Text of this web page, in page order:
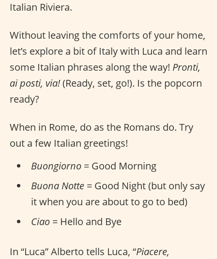
Italian Riviera.
Without leaving the comforts of your home,
let’s explore a bit of Italy with Luca and learn
some Italian phrases along the way! Pronti,
ai posti, via!(Ready, set, go!). Is the popcorn
ready?
When in Rome, do as the Romans do. Try
out a few Italian greetings!
Buongiorno = Good Morning
Buona Notte = Good Night (but only say
it when you are about to go to bed)
Ciao = Hello and Bye
In “Luca” Alberto tells Luca, “Piacere,